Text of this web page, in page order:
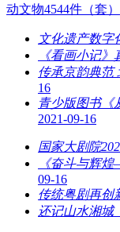
动文物4544件（套）
文化遗产数字
《看画小记
传承京韵典范
16
青少版图书《
2021-09-16
国家大剧院
《奋斗与辉
09-16
传统粤剧再创
还记山水湘城